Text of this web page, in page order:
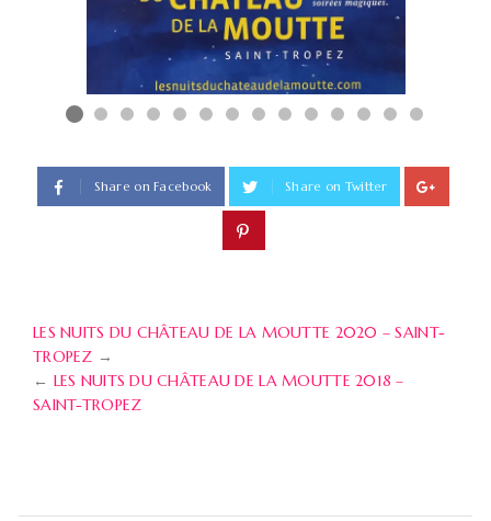
Share on Facebook Share on Twitter
LES NUITS DU CHÂTEAU DE LA MOUTTE 2020 – SAINT-
TROPEZ →
← LES NUITS DU CHÂTEAU DE LA MOUTTE 2018 –
SAINT-TROPEZ